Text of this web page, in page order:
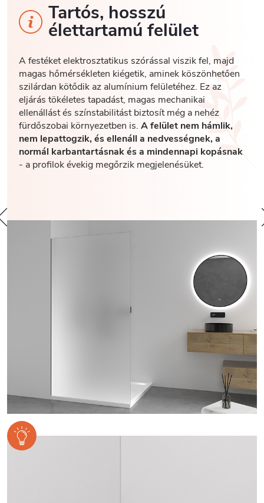
Tartós, hosszú
élettartamú felület
A festéket elektrosztatikus szórással viszik fel, majd
magas hőmérsékleten kiégetik, aminek köszönhetően
szilárdan kötődik az alumínium felületéhez. Ez az
eljárás tökéletes tapadást, magas mechanikai
ellenállást és színstabilitást biztosít még a nehéz
fürdőszobai környezetben is. A felület nem hámlik,
nem lepattogzik, és ellenáll a nedvességnek, a
normál karbantartásnak és a mindennapi kopásnak
- a profilok évekig megőrzik megjelenésüket.